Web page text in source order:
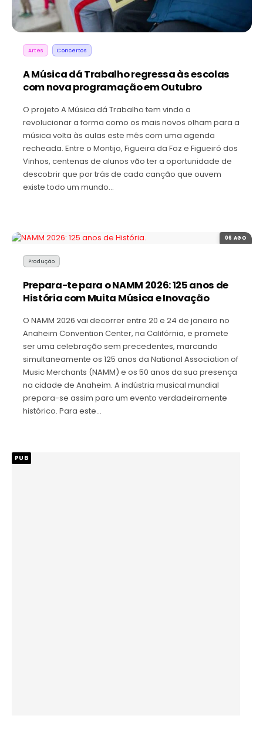
Artes Concertos
A Música dá Trabalho regressa às escolas
com nova programação em Outubro
O projeto A Música dá Trabalho tem vindo a
revolucionar a forma como os mais novos olham para a
música volta às aulas este mês com uma agenda
recheada. Entre o Montijo, Figueira da Foz e Figueiró dos
Vinhos, centenas de alunos vão ter a oportunidade de
descobrir que por trás de cada canção que ouvem
existe todo um mundo…
06 AGO
Produção
Prepara-te para o NAMM 2026: 125 anos de
História com Muita Música e Inovação
O NAMM 2026 vai decorrer entre 20 e 24 de janeiro no
Anaheim Convention Center, na Califórnia, e promete
ser uma celebração sem precedentes, marcando
simultaneamente os 125 anos da National Association of
Music Merchants (NAMM) e os 50 anos da sua presença
na cidade de Anaheim. A indústria musical mundial
prepara-se assim para um evento verdadeiramente
histórico. Para este…
PUB